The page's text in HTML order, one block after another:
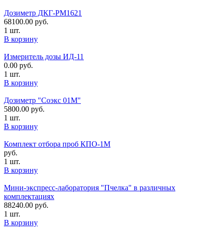
Дозиметр ДКГ-РМ1621
68100.00 руб.
1 шт.
В корзину
Измеритель дозы ИД-11
0.00 руб.
1 шт.
В корзину
Дозиметр "Соэкс 01М"
5800.00 руб.
1 шт.
В корзину
Комплект отбора проб КПО-1М
руб.
1 шт.
В корзину
Мини-экспресс-лаборатория "Пчелка" в различных
комплектациях
88240.00 руб.
1 шт.
В корзину